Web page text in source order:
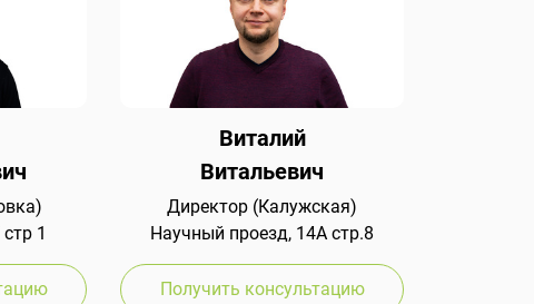
1
Виталий
Витальевич
Директор (Калужская)
Научный проезд, 14А стр.8
Получить консультацию